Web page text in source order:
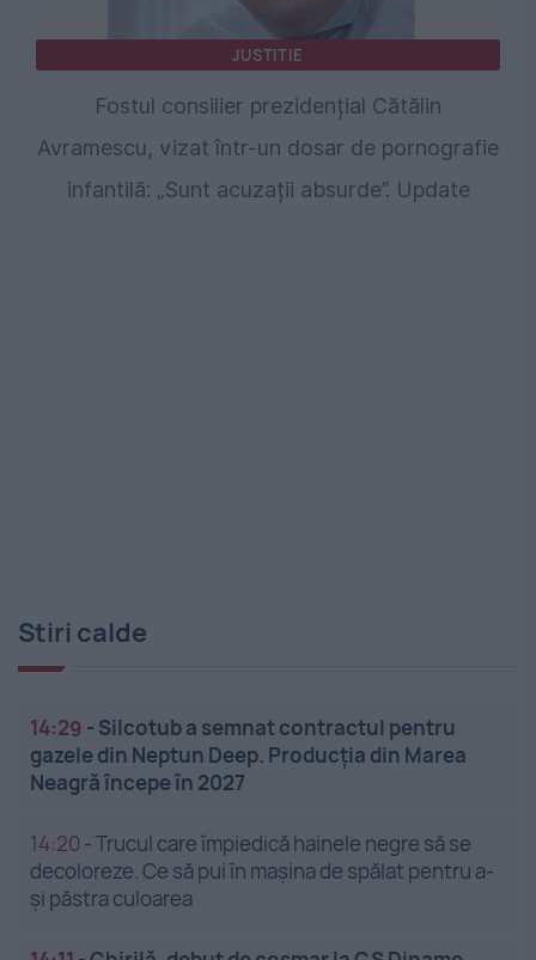
JUSTITIE
Fostul consilier prezidențial Cătălin
Avramescu, vizat într-un dosar de pornografie
infantilă: „Sunt acuzații absurde”. Update
Stiri calde
14:29 - Silcotub a semnat contractul pentru
gazele din Neptun Deep. Producția din Marea
Neagră începe în 2027
14:20 -Trucul care împiedică hainele negre să se
decoloreze. Ce să pui în mașina de spălat pentru a-
și păstra culoarea